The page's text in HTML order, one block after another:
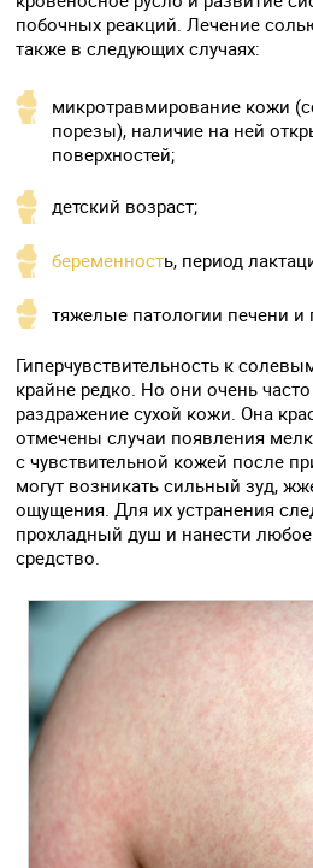
побочных реакций. Лечение
также в следующих случаях:
микротравмирование кожи
порезы), наличие на ней
поверхностей;
детский возраст;
беременность, период
тяжелые патологии печени и
Гиперчувствительность к
крайне редко. Но они очень
раздражение сухой кожи. Она
отмечены случаи появления
с чувствительной кожей после
могут возникать сильный зуд,
ощущения. Для их устранения
прохладный душ и нанести
средство.